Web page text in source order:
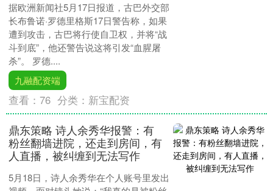
据欧洲新闻社5月17日报道，古巴外交部
长布鲁诺·罗德里格斯17日警告称，如果
遭到攻击，古巴将行使自卫权，并将“战
斗到底”，他还警告说这将引发“血腥屠
杀”。 罗德....
九融配资端
查看：76 分类： 新宝配资
鼎东策略 诗人余秀华报警：有
粉丝翻墙进院，还走到房间，有
人直播，被纠缠到无法写作
5月18日，诗人余秀华在个人账号里发出